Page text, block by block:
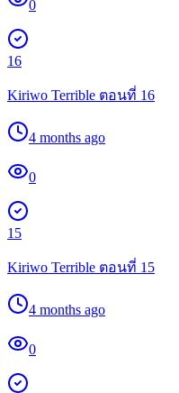
0
16
Kiriwo Terrible ตอนที่ 16
4 months ago
0
15
Kiriwo Terrible ตอนที่ 15
4 months ago
0